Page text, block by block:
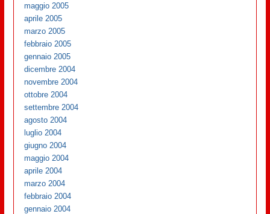
maggio 2005
aprile 2005
marzo 2005
febbraio 2005
gennaio 2005
dicembre 2004
novembre 2004
ottobre 2004
settembre 2004
agosto 2004
luglio 2004
giugno 2004
maggio 2004
aprile 2004
marzo 2004
febbraio 2004
gennaio 2004